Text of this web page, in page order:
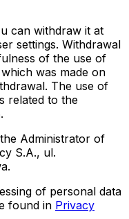
can withdraw it at
settings. Withdrawal
of the use of
was made on
The use of
related to the
Administrator of
S.A., ul.
of personal data
found in Privacy